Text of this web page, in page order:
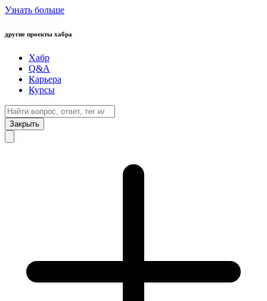
Узнать больше
другие проекты хабра
Хабр
Q&A
Карьера
Курсы
Закрыть